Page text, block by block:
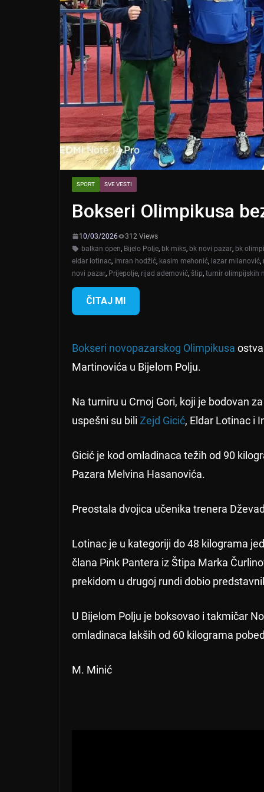
SPORT SVE VESTI
Bokseri Olimpikusa
10/03/2026
312 Views
balkan open, Bijelo Polje, bk miks, bk novi pazar, bk
eldar lotinac, imran hodžić, kasim mehonić, lazar milanović,
novi pazar, Prijepolje, rijad ademović, štip, turnir olimpijskih
ČITAJ MI
Bokseri novopazarskog Olimpikusa
Martinovića u Bijelom Polju.
Na turniru u Crnoj Gori, koji je bodovan
uspešni su bili Zejd Gicić, Eldar Lotinac i
Gicić je kod omladinaca težih od 90
Pazara Melvina Hasanovića.
Preostala dvojica učenika trenera
Lotinac je u kategoriji do 48 kilograma
člana Pink Pantera iz Štipa Marka
prekidom u drugoj rundi dobio
U Bijelom Polju je boksovao i takmičar
omladinaca lakših od 60 kilograma
M. Minić